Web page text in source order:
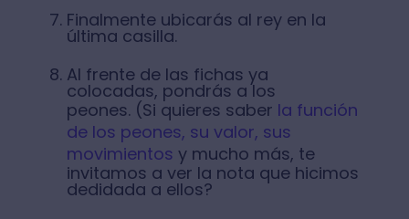
Finalmente ubicarás al rey en la
última casilla.
Al frente de las fichas ya
colocadas, pondrás a los
peones. (Si quieres saber la función
de los peones, su valor, sus
movimientos y mucho más, te
invitamos a ver la nota que hicimos
dedidada a ellos?